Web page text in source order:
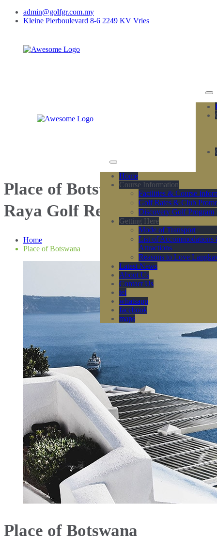
admin@golfgr.com.my
Kleine Pierboulevard 8-6 2249 KV Vries
Home
Course Information
Facilities & Course
Golf Rates & Club
Discovery Golf Program
Getting Here
Mode of Transport
List of Accommodations
Attractions
Reasons to Love
Latest News
About Us
Contact Us
tel
whatsapp
facebook
maps
Place of Botswana - Gunung
Raya Golf Resort
Home
Place of Botswana
Place of Botswana